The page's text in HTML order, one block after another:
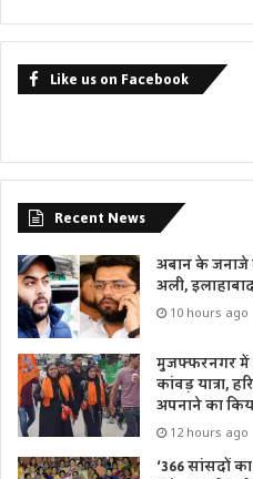
Like us on Facebook
Recent News
अबान के
अली,
10 hours ago
मुजफ्फरनगर में
कांवड़ यात्रा,
अपनाने का
12 hours ago
‘366 सांसदों